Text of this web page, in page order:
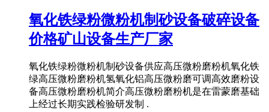
氧化铁绿粉微粉机制砂设备破碎设备
价格矿山设备生产厂家
氧化铁绿粉微粉机制砂设备供应高压微粉磨粉机氧化铁
绿高压微粉磨粉机氢氧化铝高压微粉磨可调高效磨粉设
备高压微粉磨粉机简介高压微粉磨粉机是在雷蒙磨基础
上经过长期实践检验研发制 .